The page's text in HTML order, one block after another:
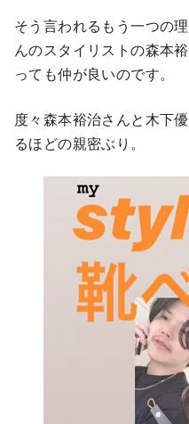
そう言われるもう一つの
んのスタイリストの森本
っても仲が良いのです。
度々森本裕治さんと木下
るほどの親密ぶり。